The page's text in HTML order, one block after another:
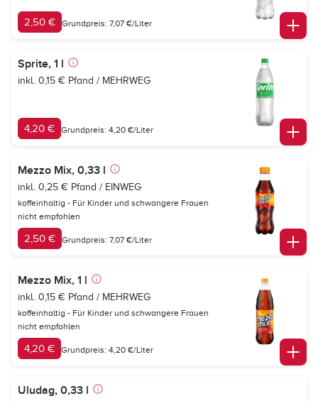
2,50 € Grundpreis: 7,07 €/Liter
Sprite, 1 l
inkl. 0,15 € Pfand / MEHRWEG
4,20 € Grundpreis: 4,20 €/Liter
Mezzo Mix, 0,33 l
inkl. 0,25 € Pfand / EINWEG
koffeinhaltig - Für Kinder und schwangere Frauen
nicht empfohlen
2,50 € Grundpreis: 7,07 €/Liter
Mezzo Mix, 1 l
inkl. 0,15 € Pfand / MEHRWEG
koffeinhaltig - Für Kinder und schwangere Frauen
nicht empfohlen
4,20 € Grundpreis: 4,20 €/Liter
Uludag, 0,33 l